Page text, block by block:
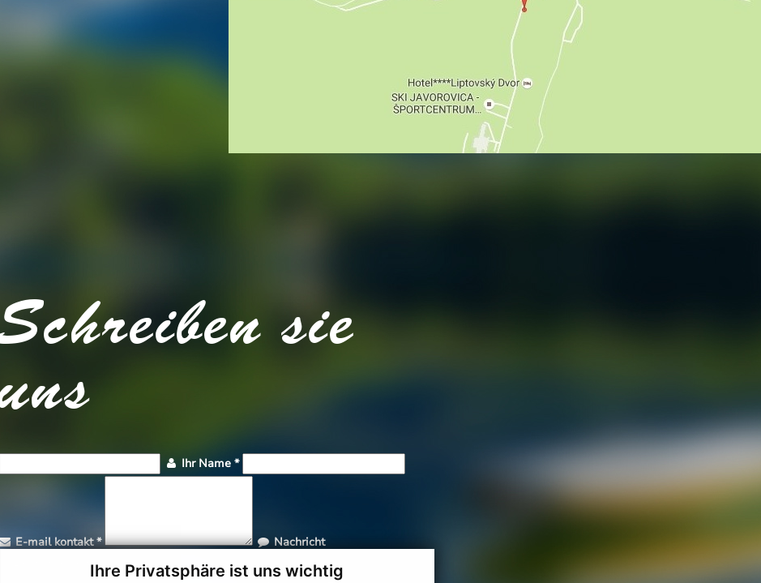
Ihre Privatsphäre ist uns wichtig
sie
Ihr Name *
E-mail kontakt*
Nachricht
- Benötigte Felder